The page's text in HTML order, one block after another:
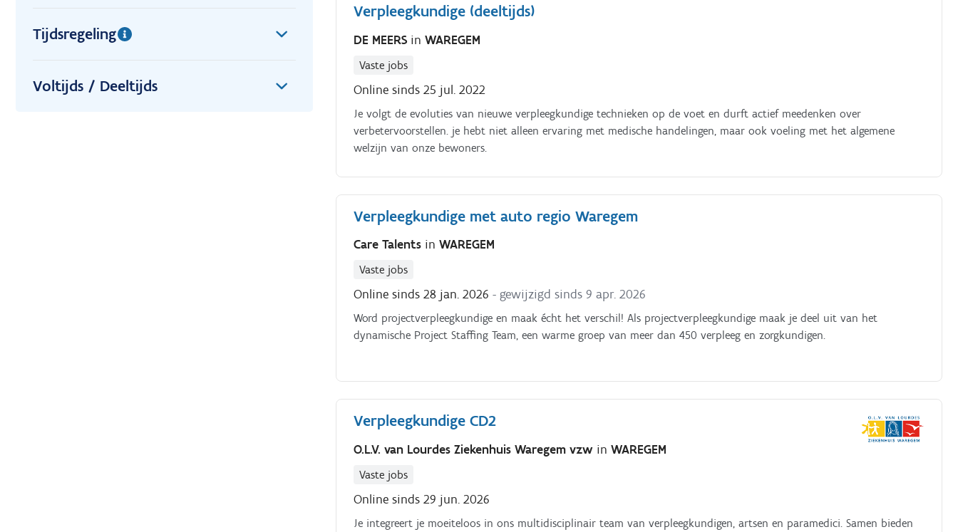
Tijdsregeling
Voltijds / Deeltijds
Verpleegkundige (deeltijds)
DE MEERS inWAREGEM
Vaste jobs
Online sinds 25 jul. 2022
Je volgt de evoluties van nieuwe verpleegkundige technieken op de voet en durft actief meedenken over
verbetervoorstellen. je hebt niet alleen ervaring met medische handelingen, maar ook voeling met het algemene
welzijn van onze bewoners.
Verpleegkundige met auto regio Waregem
Care Talents inWAREGEM
Vaste jobs
Online sinds 28 jan. 2026 - gewijzigd sinds 9 apr. 2026
Word projectverpleegkundige en maak écht het verschil! Als projectverpleegkundige maak je deel uit van het
dynamische Project Staffing Team, een warme groep van meer dan 450 verpleeg en zorgkundigen.
Verpleegkundige CD2
O.L.V. van Lourdes Ziekenhuis Waregem vzw inWAREGEM
Vaste jobs
Online sinds 29 jun. 2026
Je integreert je moeiteloos in ons multidisciplinair team van verpleegkundigen, artsen en paramedici. Samen bieden